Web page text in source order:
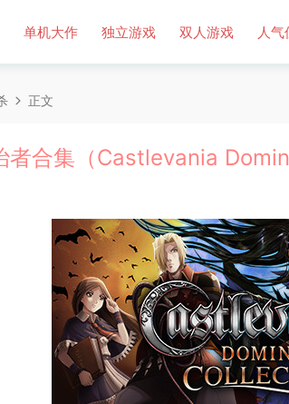
单机大作 独立游戏 双人游戏 人气
正文
者合集（Castlevania